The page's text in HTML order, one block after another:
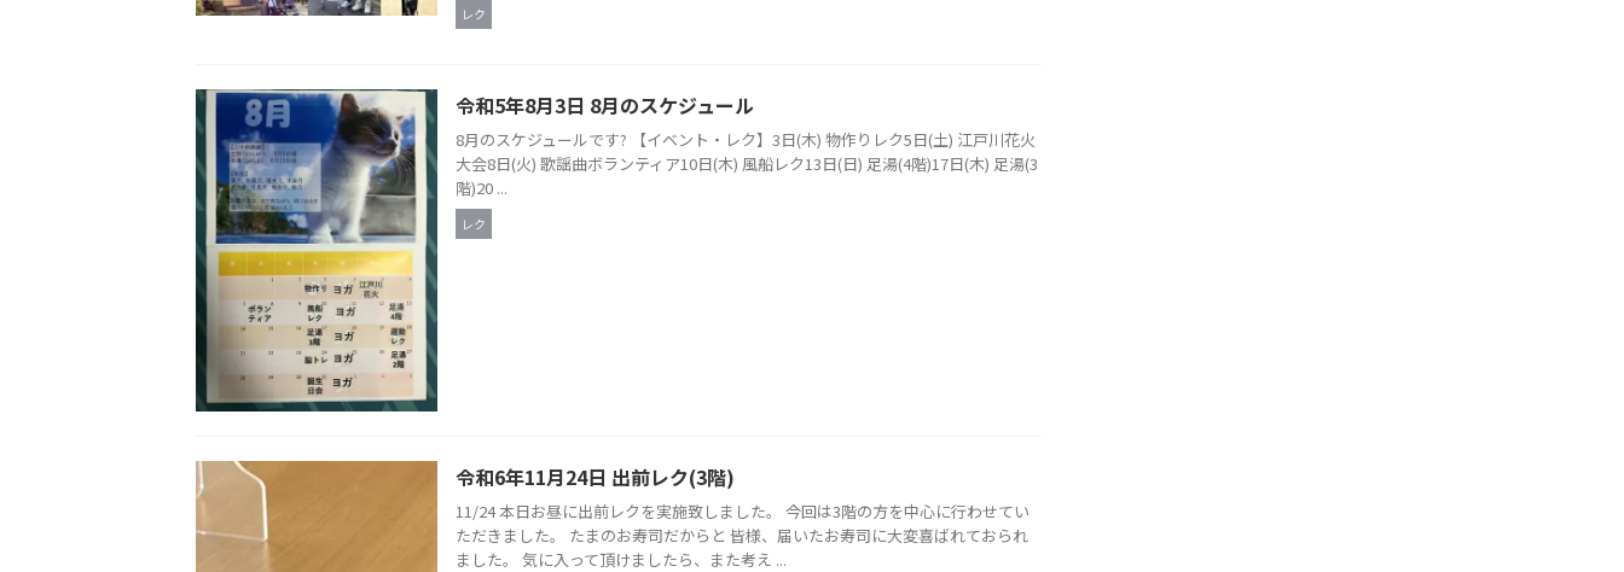
レク
令和5年8月3日 8月のスケジュール
8月のスケジュールです? 【イベント・レク】3日(木) 物作りレク5日(土) 江戸川花火
大会8日(火) 歌謡曲ボランティア10日(木) 風船レク13日(日) 足湯(4階)17日(木) 足湯(3
階)20 ...
レク
令和6年11月24日 出前レク(3階)
11/24 本日お昼に出前レクを実施致しました。 今回は3階の方を中心に行わせてい
ただきました。 たまのお寿司だからと 皆様、届いたお寿司に大変喜ばれておられ
ました。 気に入って頂けましたら、また考え ...